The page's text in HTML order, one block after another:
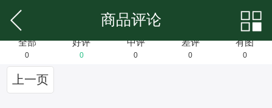
商品评论
全部
0
好评
0
中评
0
差评
0
有图
0
上一页